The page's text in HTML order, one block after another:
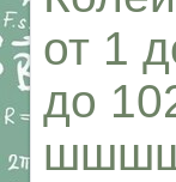
от 1
до